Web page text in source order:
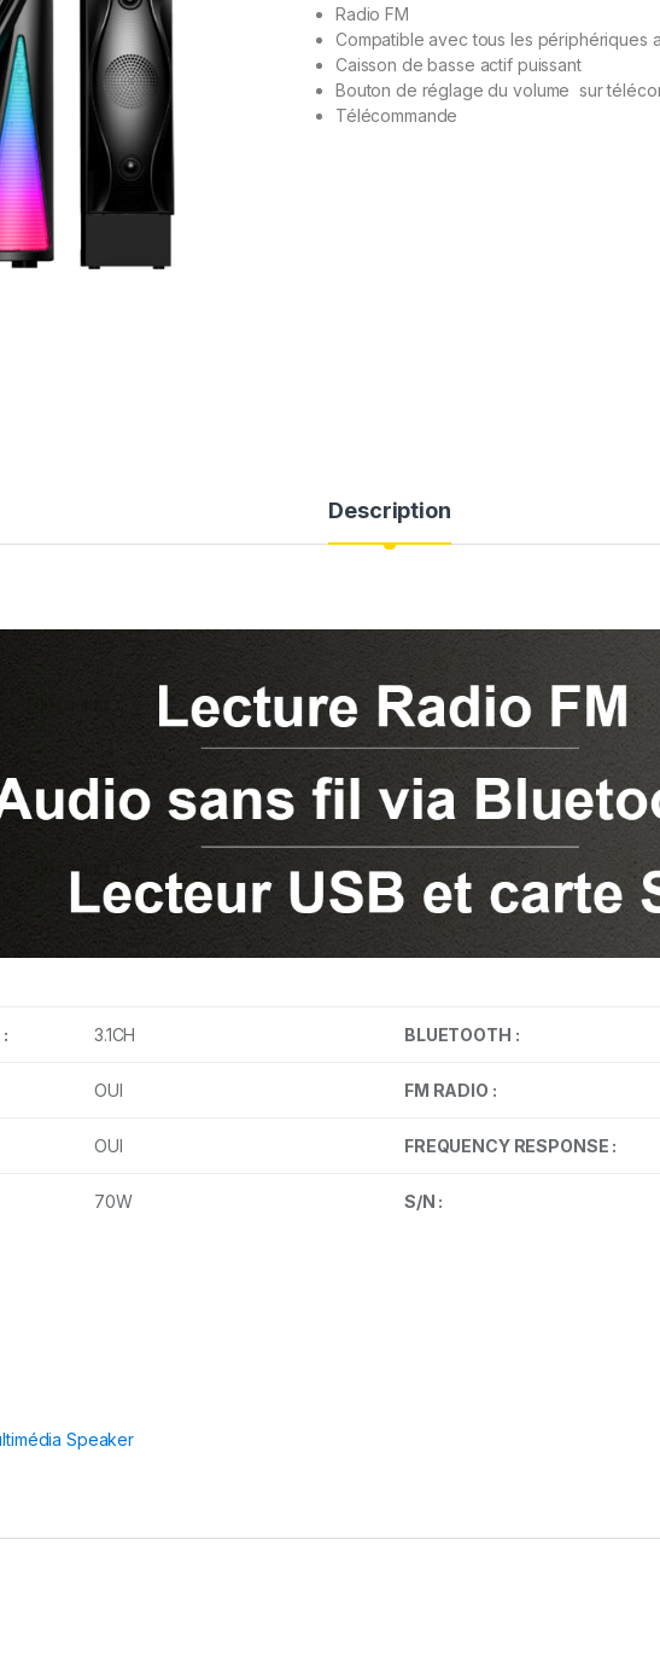
Radio FM
Compatible avec tous les périphériques
Caisson de basse actif puissant
Bouton de réglage du volume sur
Télécommande
Description
3.1CH BLUETOOTH :
OUI FM RADIO :
OUI FREQUENCY RESPONSE :
70W S/N :
Speaker